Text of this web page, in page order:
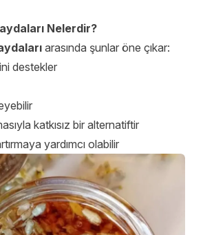
Nelerdir?
arasında şunlar öne çıkar:
destekler
katkısız bir alternatiftir
yardımcı olabilir